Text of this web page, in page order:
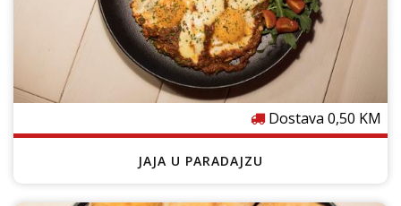
Dostava 0,50 KM
JAJA U PARADAJZU